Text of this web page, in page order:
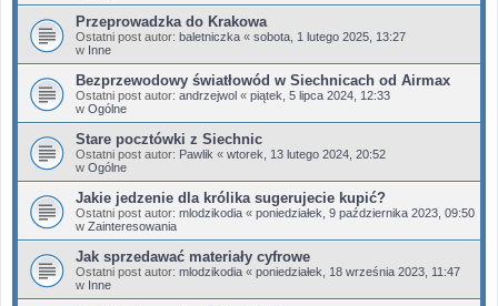
Przeprowadzka do Krakowa
Ostatni post autor: baletniczka « sobota, 1 lutego 2025, 13:27
w Inne
Bezprzewodowy światłowód w Siechnicach od Airmax
Ostatni post autor: andrzejwol « piątek, 5 lipca 2024, 12:33
w Ogólne
Stare pocztówki z Siechnic
Ostatni post autor: Pawlik « wtorek, 13 lutego 2024, 20:52
w Ogólne
Jakie jedzenie dla królika sugerujecie kupić?
Ostatni post autor: mlodzikodia « poniedziałek, 9 października 2023, 09:50
w Zainteresowania
Jak sprzedawać materiały cyfrowe
Ostatni post autor: mlodzikodia « poniedziałek, 18 września 2023, 11:47
w Inne